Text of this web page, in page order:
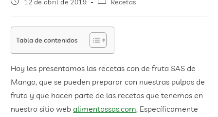
12 de abril de 2019 Recetas
Tabla de contenidos
Hoy les presentamos las recetas con de fruta SAS de
Mango, que se pueden preparar con nuestras pulpas de
fruta y que hacen parte de las recetas que tenemos en
nuestro sitio webalimentossas.com. Específicamente